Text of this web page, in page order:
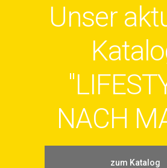
Unser
NACH
zum Katalog